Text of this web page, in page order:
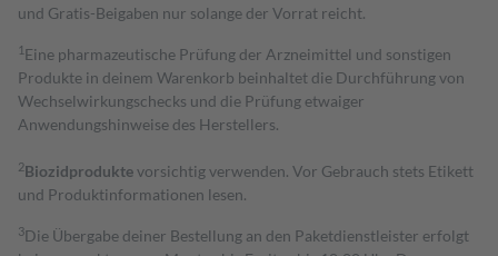
und Gratis-Beigaben nur solange der Vorrat reicht.
1 Eine pharmazeutische Prüfung der Arzneimittel und sonstigen
Produkte in deinem Warenkorb beinhaltet die Durchführung von
Wechselwirkungschecks und die Prüfung etwaiger
Anwendungshinweise des Herstellers.
2Biozidproduktevorsichtig verwenden. Vor Gebrauch stets Etikett
und Produktinformationen lesen.
3Die Übergabe deiner Bestellung an den Paketdienstleister erfolgt